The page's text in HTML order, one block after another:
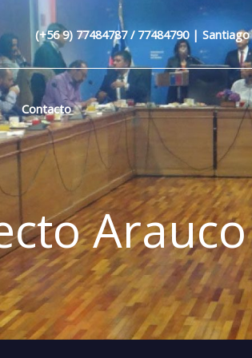
(+56 9) 77484787 / 77484790 |
Contacto